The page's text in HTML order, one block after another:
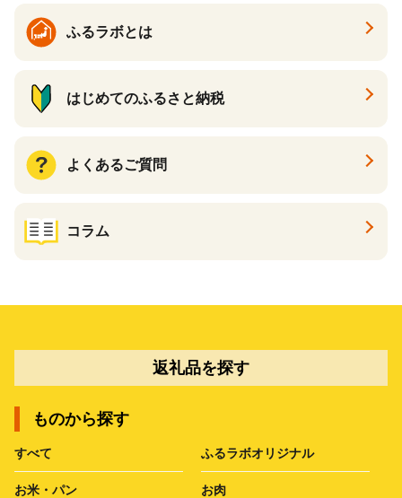
ふるラボとは
はじめてのふるさと納税
よくあるご質問
コラム
返礼品を探す
ものから探す
すべて ふるラボオリジナル
お米・パン お肉